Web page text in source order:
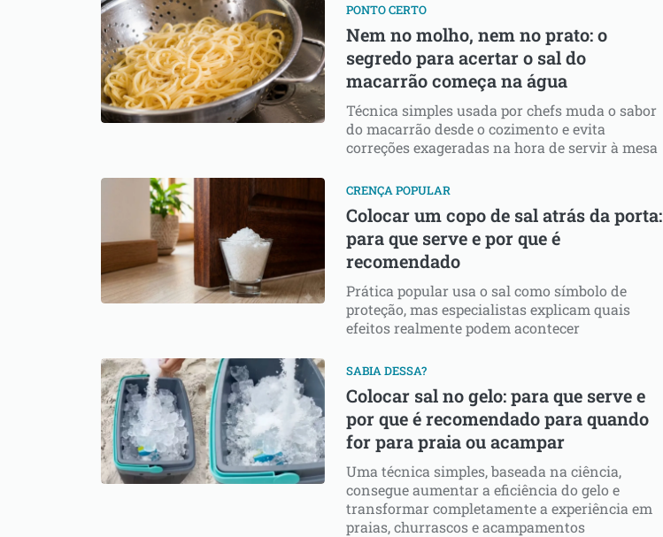
PONTO CERTO
Nem no molho, nem no prato: o
segredo para acertar o sal do
macarrão começa na água
Técnica simples usada por chefs muda o sabor
do macarrão desde o cozimento e evita
correções exageradas na hora de servir à mesa
CRENÇA POPULAR
Colocar um copo de sal atrás da porta:
para que serve e por que é
recomendado
Prática popular usa o sal como símbolo de
proteção, mas especialistas explicam quais
efeitos realmente podem acontecer
SABIA DESSA?
Colocar sal no gelo: para que serve e
por que é recomendado para quando
for para praia ou acampar
Uma técnica simples, baseada na ciência,
consegue aumentar a eficiência do gelo e
transformar completamente a experiência em
praias, churrascos e acampamentos